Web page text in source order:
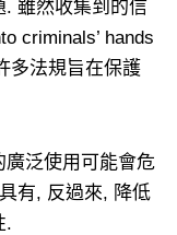
雖然收集到的信
criminals’ hands
多法規旨在保護
廣泛使用可能會危
有, 反過來, 降低
.